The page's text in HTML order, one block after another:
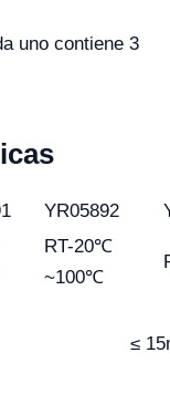
uno contiene 3
YR05892
RT-20℃
~100℃
≤